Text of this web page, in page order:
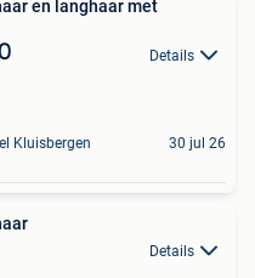
en langhaar met
Details
Kluisbergen 30 jul 26
Details